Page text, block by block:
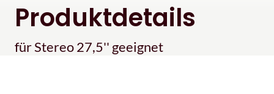
Produktdetails
für Stereo 27,5'' geeignet